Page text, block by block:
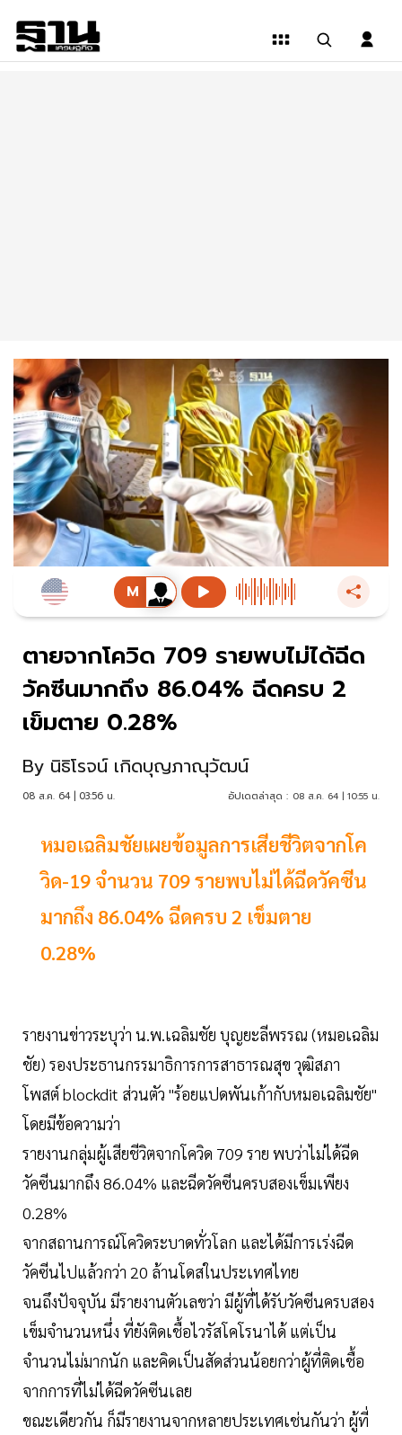
ตายจากโควิด 709 รายพบไม่ได้ฉีด
วัคซีนมากถึง 86.04% ฉีดครบ 2
เข็มตาย 0.28%
By นิธิโรจน์ เกิดบุญภาณุวัฒน์
08 ส.ค. 64 | 03:56 น. อัปเดตล่าสุด : 08 ส.ค. 64 | 10:55 น.
หมอเฉลิมชัยเผยข้อมูลการเสียชีวิตจากโค
วิด-19 จำนวน 709 รายพบไม่ได้ฉีดวัคซีน
มากถึง 86.04% ฉีดครบ 2 เข็มตาย
0.28%
รายงานข่าวระบุว่า น.พ.เฉลิมชัย บุญยะลีพรรณ (หมอเฉลิม
ชัย) รองประธานกรรมาธิการการสาธารณสุข วุฒิสภา
โพสต์ blockdit ส่วนตัว "ร้อยแปดพันเก้ากับหมอเฉลิมชัย"
โดยมีข้อความว่า
รายงานกลุ่มผู้เสียชีวิตจากโควิด 709 ราย พบว่าไม่ได้ฉีด
วัคซีนมากถึง 86.04% และฉีดวัคซีนครบสองเข็มเพียง
0.28%
จากสถานการณ์โควิดระบาดทั่วโลก และได้มีการเร่งฉีด
วัคซีนไปแล้วกว่า 20 ล้านโดสในประเทศไทย
จนถึงปัจจุบัน มีรายงานตัวเลขว่า มีผู้ที่ได้รับวัคซีนครบสอง
เข็มจำนวนหนึ่ง ที่ยังติดเชื้อไวรัสโคโรนาได้ แต่เป็น
จำนวนไม่มากนัก และคิดเป็นสัดส่วนน้อยกว่าผู้ที่ติดเชื้อ
จากการที่ไม่ได้ฉีดวัคซีนเลย
ขณะเดียวกัน ก็มีรายงานจากหลายประเทศเช่นกันว่า ผู้ที่